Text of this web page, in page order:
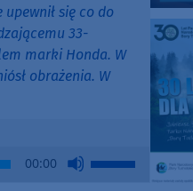
się co do
33-
marki Honda. W
obrażenia. W
00:00
Use